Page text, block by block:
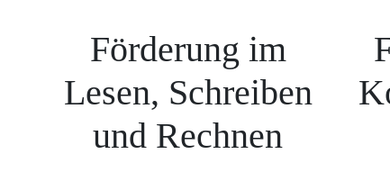
Förderung im
Lesen, Schreiben
und Rechnen